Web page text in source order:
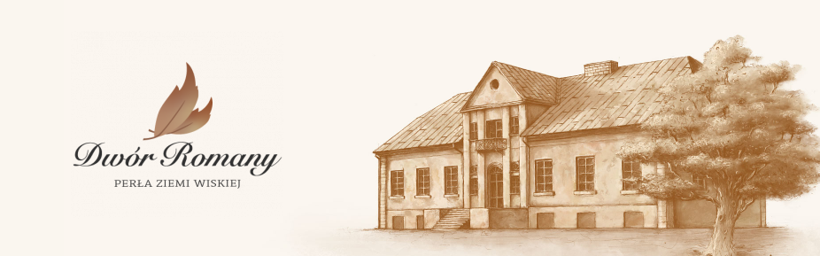
Dwór Romany – Perła Ziemi Wiskiej
Klasycystyczny dwór z 1843 roku w miejscowości Romany